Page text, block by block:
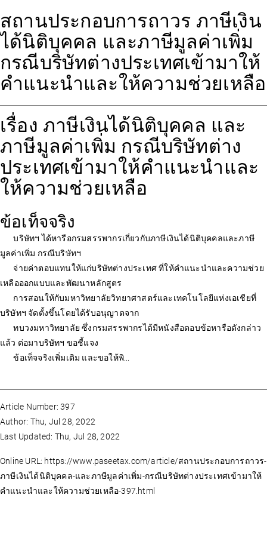
สถานประกอบการถาวร ภาษีเงิน
ได้นิติบุคคล และภาษีมูลค่าเพิ่ม
กรณีบริษัทต่างประเทศเข้ามาให้
คำแนะนำและให้ความช่วยเหลือ
เรื่อง ภาษีเงินได้นิติบุคคล และ
ภาษีมูลค่าเพิ่ม กรณีบริษัทต่าง
ประเทศเข้ามาให้คำแนะนำและ
ให้ความช่วยเหลือ
ข้อเท็จจริง
บริษัทฯ ได้หารือกรมสรรพากรเกี่ยวกับภาษีเงินได้นิติบุคคลและภาษี
มูลค่าเพิ่ม กรณีบริษัทฯ
จ่ายค่าตอบแทนให้แก่บริษัทต่างประเทศ ที่ให้คำแนะนำและความช่วย
เหลือออกแบบและพัฒนาหลักสูตร
การสอนให้กับมหาวิทยาลัยวิทยาศาสตร์และเทคโนโลยีแห่งเอเชียที่
บริษัทฯ จัดตั้งขึ้นโดยได้รับอนุญาตจาก
ทบวงมหาวิทยาลัย ซึ่งกรมสรรพากรได้มีหนังสือตอบข้อหารือดังกล่าว
แล้ว ต่อมาบริษัทฯ ขอชี้แจง
ข้อเท็จจริงเพิ่มเติม และขอให้พิ...
Article Number: 397
Author: Thu, Jul 28, 2022
Last Updated: Thu, Jul 28, 2022
Online URL: https://www.paseetax.com/article/สถานประกอบการถาวร-
ภาษีเงินได้นิติบุคคล-และภาษีมูลค่าเพิ่ม-กรณีบริษัทต่างประเทศเข้ามาให้
คำแนะนำและให้ความช่วยเหลือ-397.html